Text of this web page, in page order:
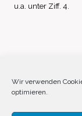
Wir verwenden
optimieren.
u.a. unter Ziff. 4.